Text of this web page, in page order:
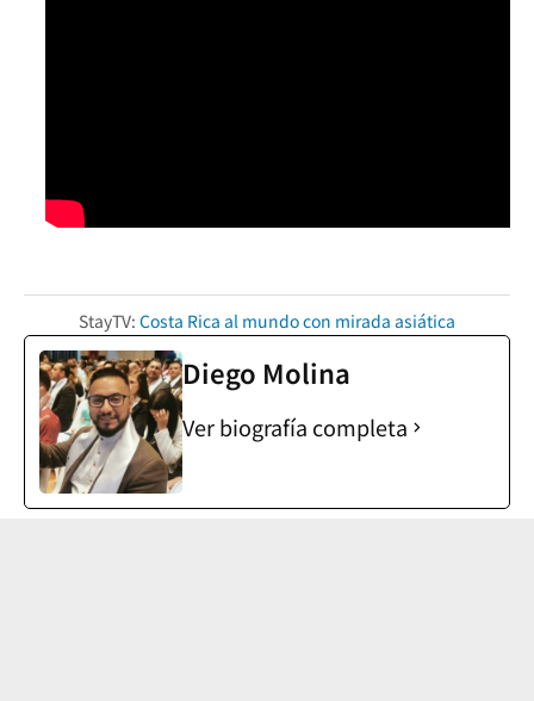
StayTV: Costa Rica al mundo con mirada asiática
Diego Molina
Ver biografía completa